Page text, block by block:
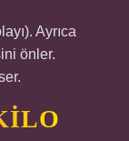
Ayrıca
önler.